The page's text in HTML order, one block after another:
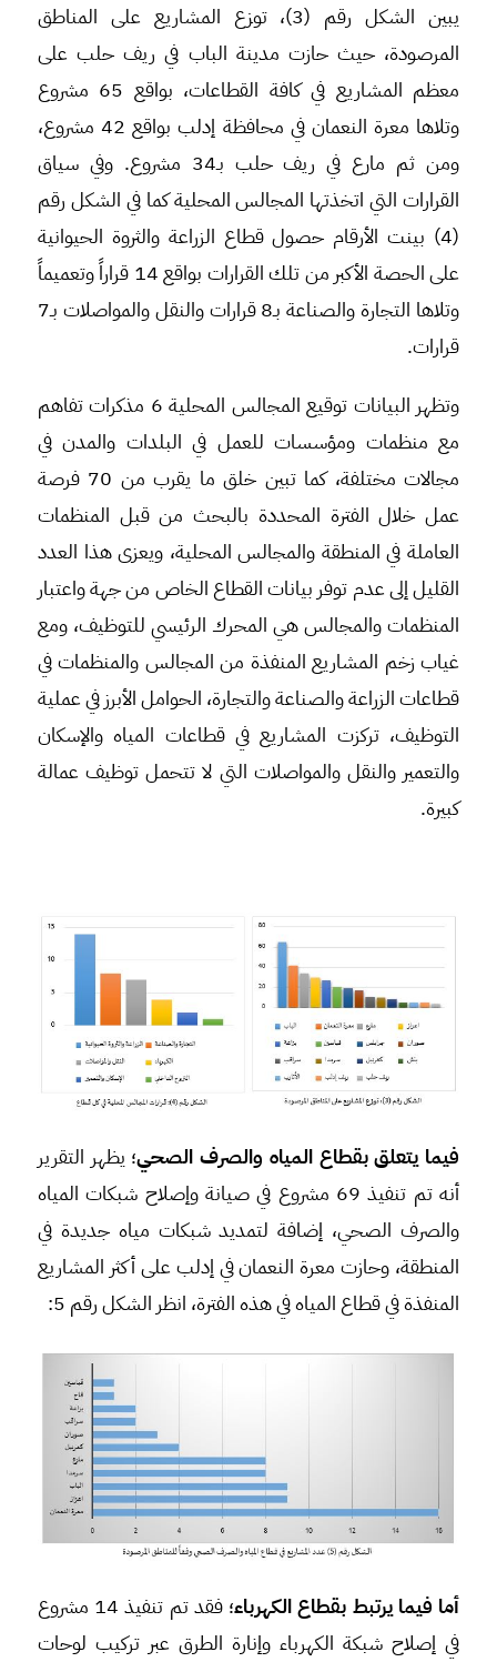
يبين الشكل رقم (3)، توزع المشاريع على المناطق
المرصودة، حيث حازت مدينة الباب في ريف حلب على
معظم المشاريع في كافة القطاعات، بواقع 65 مشروع
وتلاها معرة النعمان في محافظة إدلب بواقع 42 مشروع،
ومن ثم مارع في ريف حلب بـ34 مشروع. وفي سياق
القرارات التي اتخذتها المجالس المحلية كما في الشكل رقم
(4) بينت الأرقام حصول قطاع الزراعة والثروة الحيوانية
على الحصة الأكبر من تلك القرارات بواقع 14 قراراً وتعميماً
وتلاها التجارة والصناعة بـ8 قرارات والنقل والمواصلات بـ7
قرارات.
وتظهر البيانات توقيع المجالس المحلية 6 مذكرات تفاهم
مع منظمات ومؤسسات للعمل في البلدات والمدن في
مجالات مختلفة، كما تبين خلق ما يقرب من 70 فرصة
عمل خلال الفترة المحددة بالبحث من قبل المنظمات
العاملة في المنطقة والمجالس المحلية، ويعزى هذا العدد
القليل إلى عدم توفر بيانات القطاع الخاص من جهة واعتبار
المنظمات والمجالس هي المحرك الرئيسي للتوظيف، ومع
غياب زخم المشاريع المنفذة من المجالس والمنظمات في
قطاعات الزراعة والصناعة والتجارة، الحوامل الأبرز في عملية
التوظيف، تركزت المشاريع في قطاعات المياه والإسكان
والتعمير والنقل والمواصلات التي لا تتحمل توظيف عمالة
كبيرة.
فيما يتعلق بقطاع المياه والصرف الصحي؛ يظهر التقرير
أنه تم تنفيذ 69 مشروع في صيانة وإصلاح شبكات المياه
والصرف الصحي، إضافة لتمديد شبكات مياه جديدة في
المنطقة، وحازت معرة النعمان في إدلب على أكثر المشاريع
المنفذة في قطاع المياه في هذه الفترة، انظر الشكل رقم 5:
أما فيما يرتبط بقطاع الكهرباء
؛ فقد تم تنفيذ 14 مشروع
في إصلاح شبكة الكهرباء وإنارة الطرق عبر تركيب لوحات